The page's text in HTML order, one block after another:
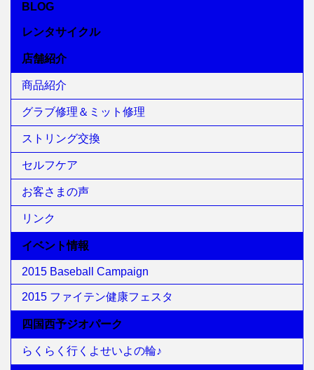
BLOG
レンタサイクル
店舗紹介
商品紹介
グラブ修理＆ミット修理
ストリング交換
セルフケア
お客さまの声
リンク
イベント情報
2015 Baseball Campaign
2015 ファイテン健康フェスタ
四国西予ジオパーク
らくらく行くよせいよの輪♪